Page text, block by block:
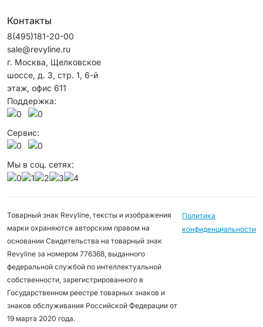
Контакты
8(495)181-20-00
sale@revyline.ru
г. Москва, Щелковское
шоссе, д. 3, стр. 1, 6-й
этаж, офис 611
Поддержка:
Сервис:
Мы в соц. сетях:
Товарный знак Revyline, тексты и изображения
марки охраняются авторским правом на
основании Свидетельства на товарный знак
Revyline за номером 776368, выданного
федеральной службой по интеллектуальной
собственности, зарегистрированного в
Государственном реестре товарных знаков и
знаков обслуживания Российской Федерации от
19 марта 2020 года.
Политика
конфиденциальности